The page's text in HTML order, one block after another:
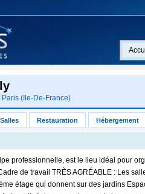
Paris ( Ile-De-France)
Salles Restauration Hébergement
professionnelle, est le lieu idéal pour
de travail TRÈS AGRÉABLE : Les
étage qui donnent sur des jardins